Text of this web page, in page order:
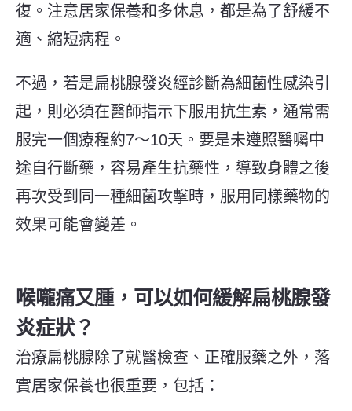
復。注意居家保養和多休息，都是為了舒緩不
適、縮短病程。
不過，若是扁桃腺發炎經診斷為細菌性感染引
起，則必須在醫師指示下服用抗生素，通常需
服完一個療程約7～10天。要是未遵照醫囑中
途自行斷藥，容易產生抗藥性，導致身體之後
再次受到同一種細菌攻擊時，服用同樣藥物的
效果可能會變差。
喉嚨痛又腫，可以如何緩解扁桃腺發
炎症狀？
治療扁桃腺除了就醫檢查、正確服藥之外，落
實居家保養也很重要，包括：